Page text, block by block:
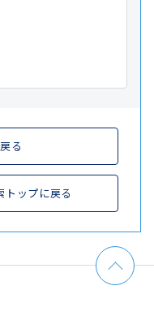
る
トップに戻る